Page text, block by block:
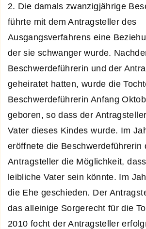
2. Die damals zwanzigjährige
führte mit dem Antragsteller des
Ausgangsverfahrens eine
der sie schwanger wurde.
Beschwerdeführerin und der
geheiratet hatten, wurde die
Beschwerdeführerin Anfang
geboren, so dass der
Vater dieses Kindes wurde. Im
eröffnete die Beschwerdeführerin
Antragsteller die Möglichkeit,
leibliche Vater sein könnte. Im
die Ehe geschieden. Der
das alleinige Sorgerecht für die
2010 focht der Antragsteller